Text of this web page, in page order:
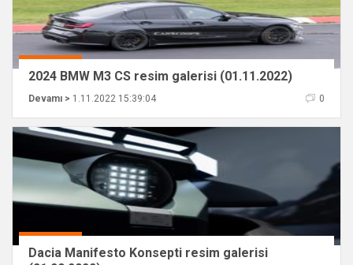
2024 BMW M3 CS resim galerisi (01.11.2022)
Devamı > 1.11.2022 15:39:04 0
Dacia Manifesto Konsepti resim galerisi